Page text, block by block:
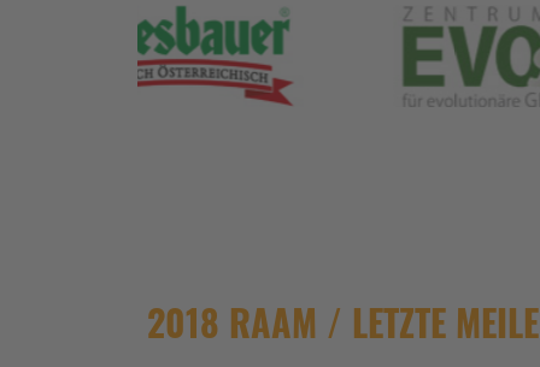
2018 RAAM / LETZTE